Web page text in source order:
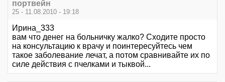
портвейн
25 - 11.08.2010 - 19:18
Ирина_333
вам что денег на больничку жалко? Сходите просто
на консультацию к врачу и поинтересуйтесь чем
такое заболевание лечат, а потом сравнивайте их по
силе действия с пчелками и тыквой...